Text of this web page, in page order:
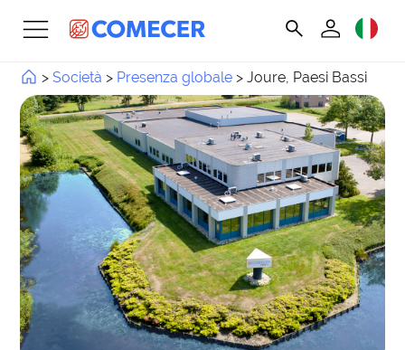
>Società > Presenza globale >Joure, Paesi Bassi